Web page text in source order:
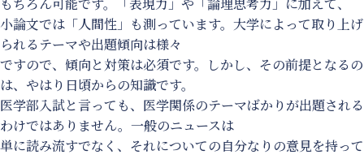
もちろん可能です。「表現力」や「論理思考力」に加えて、
小論文では「人間性」も測っています。大学によって取り上げ
られるテーマや出題傾向は様々
ですので、傾向と対策は必須です。しかし、その前提となるの
は、やはり日頃からの知識です。
医学部入試と言っても、医学関係のテーマばかりが出題される
わけではありません。一般のニュースは
単に読み流すでなく、それについての自分なりの意見を持って